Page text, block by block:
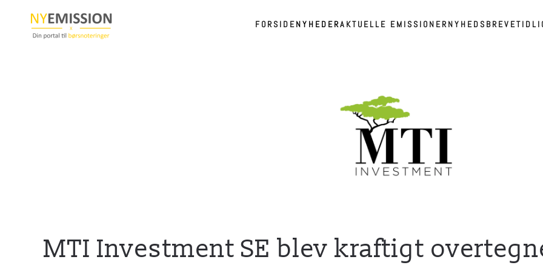
Gå til hovedindhold FORSIDENYHEDERAKTUELLE EMISSIONERNYHEDSBREVE
MTI Investment SE blev kraftigt